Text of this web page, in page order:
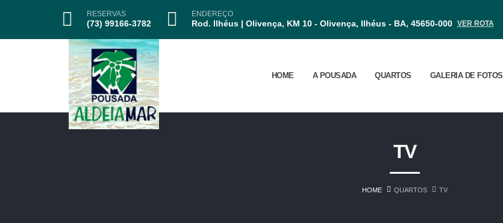
RESERVAS
(73) 99166-3782
ENDEREÇO
Rod. Ilhéus | Olivença, KM 10 - Olivença, Ilhéus - BA, 45650-000 VER ROTA
HOME A POUSADA QUARTOS GALERIA DE FOTOS
TV
HOME QUARTOS TV